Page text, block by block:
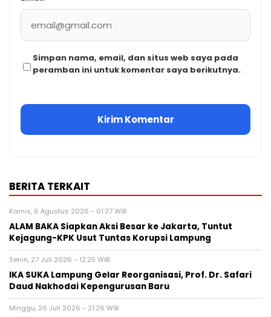
Simpan nama, email, dan situs web saya pada
peramban ini untuk komentar saya berikutnya.
BERITA TERKAIT
Kamis, 6 Agustus 2026 - 01:37 WIB
ALAM BAKA Siapkan Aksi Besar ke Jakarta, Tuntut
Kejagung-KPK Usut Tuntas Korupsi Lampung
Senin, 27 Juli 2026 - 12:25 WIB
IKA SUKA Lampung Gelar Reorganisasi, Prof. Dr. Safari
Daud Nakhodai Kepengurusan Baru
Minggu, 26 Juli 2026 - 21:26 WIB